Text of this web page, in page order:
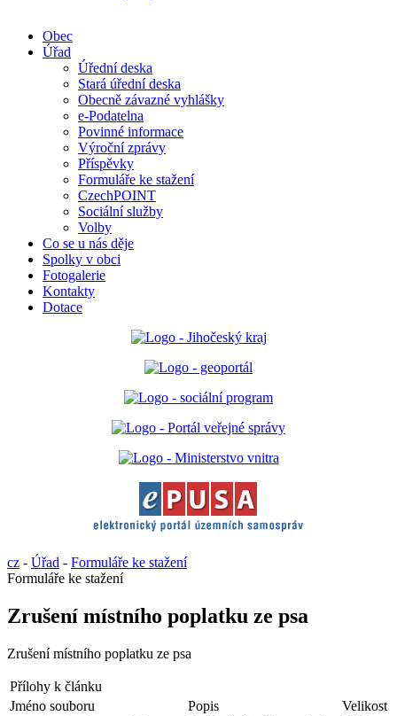
Obec
Úřad
Úřední deska
Stará úřední deska
Obecně závazné vyhlášky
e-Podatelna
Povinné informace
Výroční zprávy
Příspěvky
Formuláře ke stažení
CzechPOINT
Sociální služby
Volby
Co se u nás děje
Spolky v obci
Fotogalerie
Kontakty
Dotace
cz - Úřad - Formuláře ke stažení
Formuláře ke stažení
Zrušení místního poplatku ze psa
Zrušení místního poplatku ze psa
Přílohy k článku
Jméno souboru
Popis
Velikost